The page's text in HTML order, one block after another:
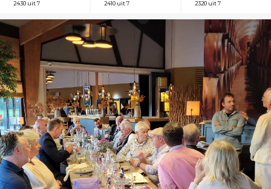
2430 uit 7
2410 uit 7
2320 uit 7